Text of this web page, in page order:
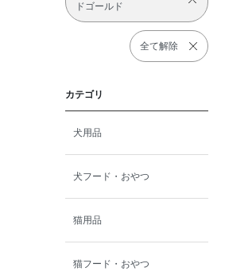
ドゴールド
全て解除
カテゴリ
犬用品
犬フード・おやつ
猫用品
猫フード・おやつ